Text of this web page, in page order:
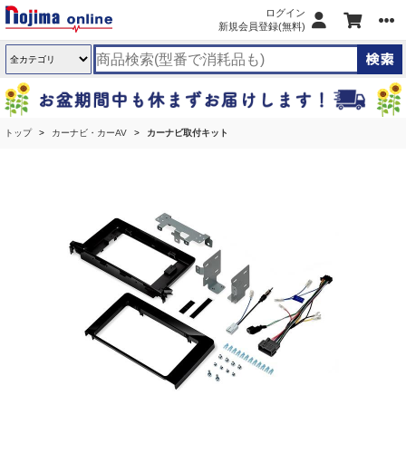
ログイン
新規会員登録(無料)
トップ カーナビ・カーAV カーナビ取付キット